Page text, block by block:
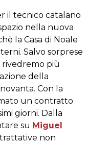
il tecnico catalano
nella nuova
la Casa di Noale
Salvo sorprese
più
della
Con la
un contratto
giorni. Dalla
su Miguel
non